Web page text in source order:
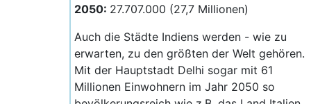
2050: 27.707.000 (27,7 Millionen)
Auch die Städte Indiens werden - wie zu
erwarten, zu den größten der Welt gehören.
Mit der Hauptstadt Delhi sogar mit 61
Millionen Einwohnern im Jahr 2050 so